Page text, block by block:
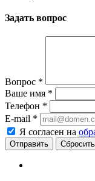
Задать вопрос
Вопрос *
Ваше имя *
Телефон *
E-mail *
Я согласен на
Сбросить